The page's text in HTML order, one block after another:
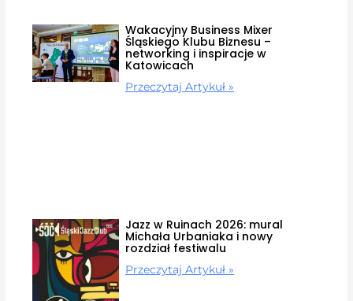
Wakacyjny Business Mixer
Śląskiego Klubu Biznesu –
networking i inspiracje w
Katowicach
Przeczytaj Artykuł »
Jazz w Ruinach 2026: mural
Michała Urbaniaka i nowy
rozdział festiwalu
Przeczytaj Artykuł »